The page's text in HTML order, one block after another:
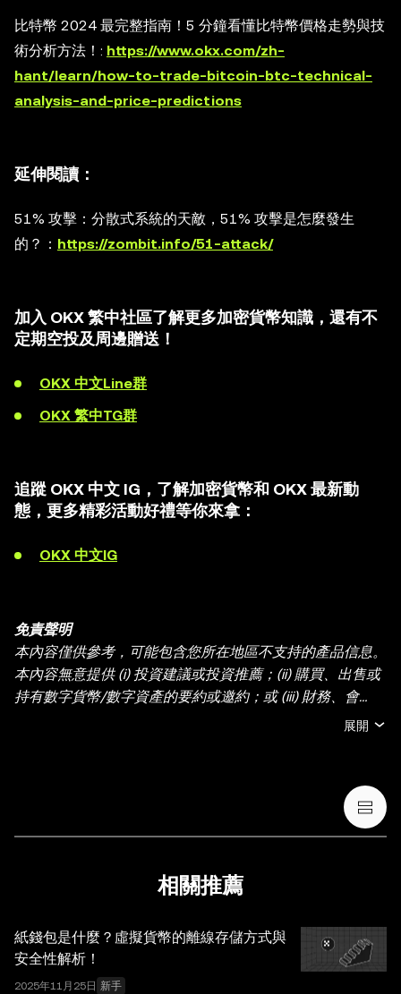
比特幣 2024 最完整指南！5 分鐘看懂比特幣價格走勢與技
術分析方法！ : https://www.okx.com/zh-
hant/learn/how-to-trade-bitcoin-btc-technical-
analysis-and-price-predictions
延伸閱讀：
51% 攻擊：分散式系統的天敵，51% 攻擊是怎麼發生
的？ ： https://zombit.info/51-attack/
加入 OKX 繁中社區了解更多加密貨幣知識，還有不
定期空投及周邊贈送！
OKX 中文Line群
OKX 繁中TG群
追蹤 OKX 中文 IG，了解加密貨幣和 OKX 最新動
態，更多精彩活動好禮等你來拿：
OKX 中文IG
免責聲明
本內容僅供參考，可能包含您所在地區不支持的產品信息。
本內容無意提供 (i) 投資建議或投資推薦；(ii) 購買、出售或
持有數字貨幣/數字資產的要約或邀約；或 (iii) 財務、會
計、法律或稅務建議。持有數字貨幣/數字資產 (包括穩定幣
幣/數字資產是否適合您。有關您的具體情況，請諮詢您的
法律/稅務/投資專業人士。本帖中的所有信息 (包括市場數
據與統計資料) 僅作一般性參考。某些內容可能由人工智能
採取一切合理措施確保準確，但我們不對其中可能存在的任
何事實錯誤或遺漏承擔任何責任。OKX Wallet 及相關服務
務條款約束。
展開
相關推薦
紙錢包是什麼？虛擬貨幣的離線存儲方式與
安全性解析！
2025年11月25日 新手